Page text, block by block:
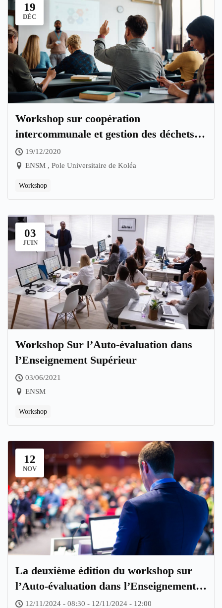
19
DÉC
Workshop sur coopération
intercommunale et gestion des déchets
ménagers. Quelles perspectives pour les
communes en Algérie
19/12/2020
ENSM , Pole Universitaire de Koléa
Workshop
03
JUIN
Workshop Sur l’Auto-évaluation dans
l’Enseignement Supérieur
03/06/2021
ENSM
Workshop
12
NOV
La deuxième édition du workshop sur
l’Auto-évaluation dans l’Enseignement
Supérieur
12/11/2024 - 08:30 - 12/11/2024 - 12:00